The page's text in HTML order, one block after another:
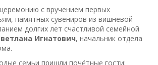
с вручением первых
памятных сувениров из вишнёвой
долгих лет счастливой семейной
Игнатович, начальник отдела
семьи пришли почётные гости: